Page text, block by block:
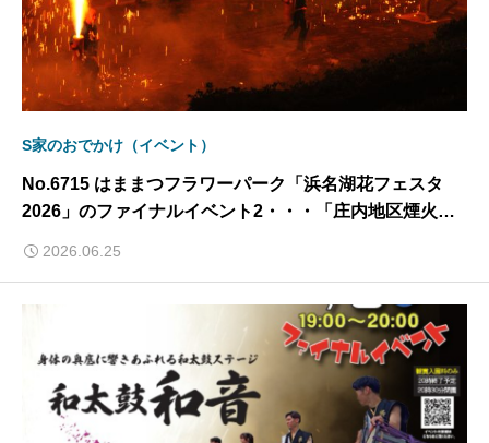
S家のおでかけ（イベント）
No.6715 はままつフラワーパーク「浜名湖花フェスタ
2026」のファイナルイベント2・・・「庄内地区煙火や
2026.06.25